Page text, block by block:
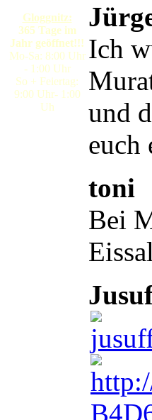
Gloggnitz:
365 Tage im
Jahr geöffnet!!!
Mo-Sa: 8:00 Uhr
- 1:00 Uhr
So + Feiertag:
9:00 Uhr- 1:00
Uh
Ich
und
euch
toni
Bei